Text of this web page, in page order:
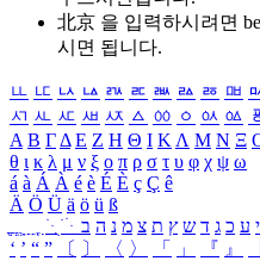
北京 을 입력하시려면
시면 됩니다.
ㅥ ㅦ ㅧ ㅨ ㅩ ㅪ ㅫ ㅬ ㅭ ㅮ
ㅺ ㅻ ㅼ ㅽ ㅾ ㅿ ㆀ ㆁ ㆂ ㆃ
Α Β ΓΔ Ε Ζ Η Θ Ι ΚΛ Μ Ν Ξ
θ ι κ λ μ ν ξ ο π ρ σ τ υ φ χ ψ ω
á à Á À é è É È ç Ç ê
Ä Ö Ü ä ö ü ß
ִֶֹ ֻּ ׁׂ י ע כ ג ד ש ץ ת צ מ נ ה ב
‘ ’ “ ” 〔 〕 〈 〉 「 」 『 』